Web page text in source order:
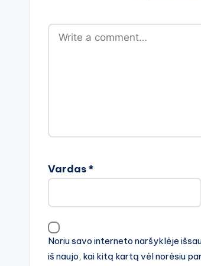
Vardas*
Noriu savo interneto naršyklėje
iš naujo, kai kitą kartą vėl norėsiu